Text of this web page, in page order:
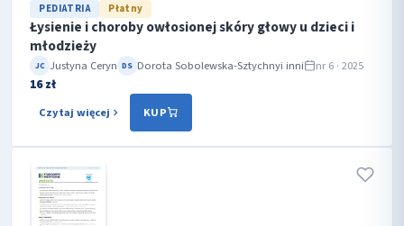
PEDIATRIA Płatny
Łysienie i choroby owłosionej skóry głowy u dzieci i
młodzieży
JC Justyna Ceryn DS Dorota Sobolewska-Sztychnyi inni nr 6 · 2025
16 zł
Czytaj więcej KUP